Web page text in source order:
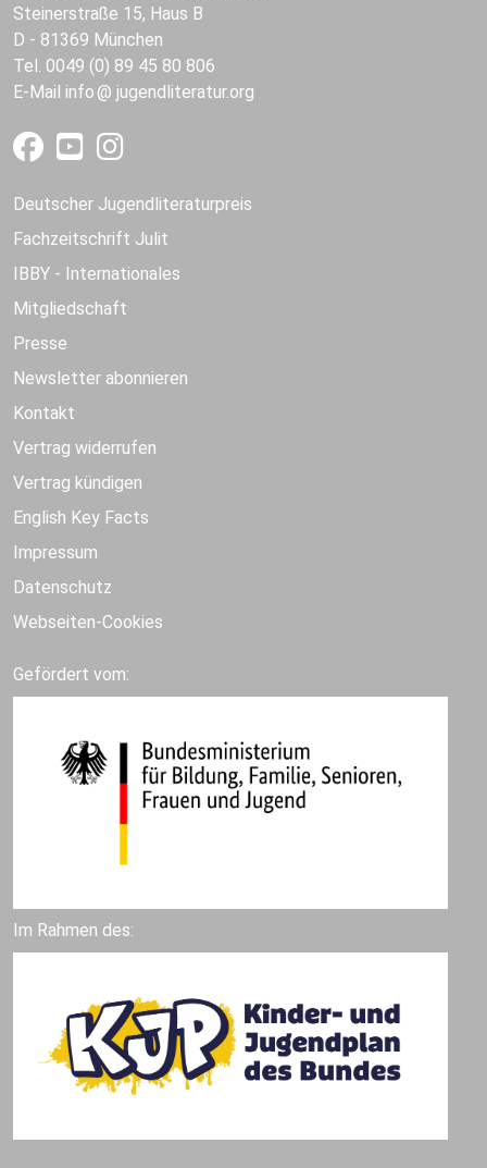
Steinerstraße 15, Haus B
D - 81369 München
Tel. 0049 (0) 89 45 80 806
E-Mail info jugendliteratur.org
Deutscher Jugendliteraturpreis
Fachzeitschrift Julit
IBBY - Internationales
Mitgliedschaft
Presse
Newsletter abonnieren
Kontakt
Vertrag widerrufen
Vertrag kündigen
English Key Facts
Impressum
Datenschutz
Webseiten-Cookies
Gefördert vom:
Im Rahmen des: